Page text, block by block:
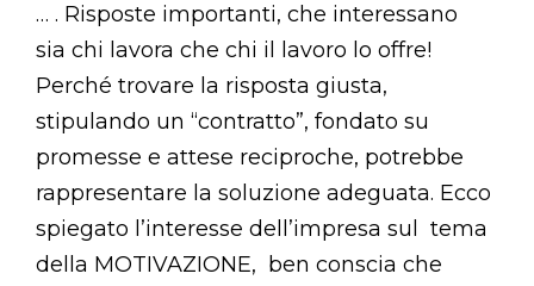
… . Risposte importanti, che interessano
sia chi lavora che chi il lavoro lo offre!
Perché trovare la risposta giusta,
stipulando un “contratto”, fondato su
promesse e attese reciproche, potrebbe
rappresentare la soluzione adeguata. Ecco
spiegato l’interesse dell’impresa sul tema
della MOTIVAZIONE, ben conscia che